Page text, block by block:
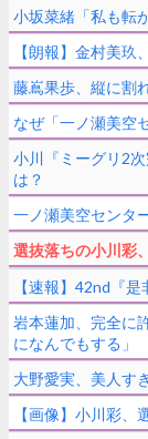
小坂菜緒「私も転
【朗報】金村美
藤嶌果歩、縦に割
なぜ「一ノ瀬美空
小川『ミーグリ2
は？
一ノ瀬美空センタ
選抜落ちの小川彩
【速報】42nd『
岩本蓮加、完全に
になんでもする」
大野愛実、美人す
【画像】小川彩